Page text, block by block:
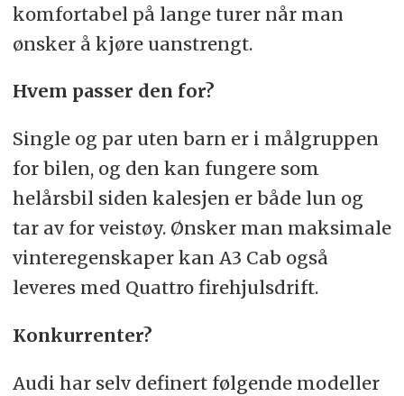
komfortabel på lange turer når man
ønsker å kjøre uanstrengt.
Hvem passer den for?
Single og par uten barn er i målgruppen
for bilen, og den kan fungere som
helårsbil siden kalesjen er både lun og
tar av for veistøy. Ønsker man maksimale
vinteregenskaper kan A3 Cab også
leveres med Quattro firehjulsdrift.
Konkurrenter?
Audi har selv definert følgende modeller